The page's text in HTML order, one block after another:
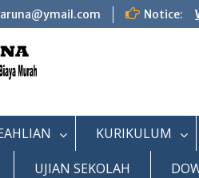
Notice:
KURIKULUM
UJIAN SEKOLAH